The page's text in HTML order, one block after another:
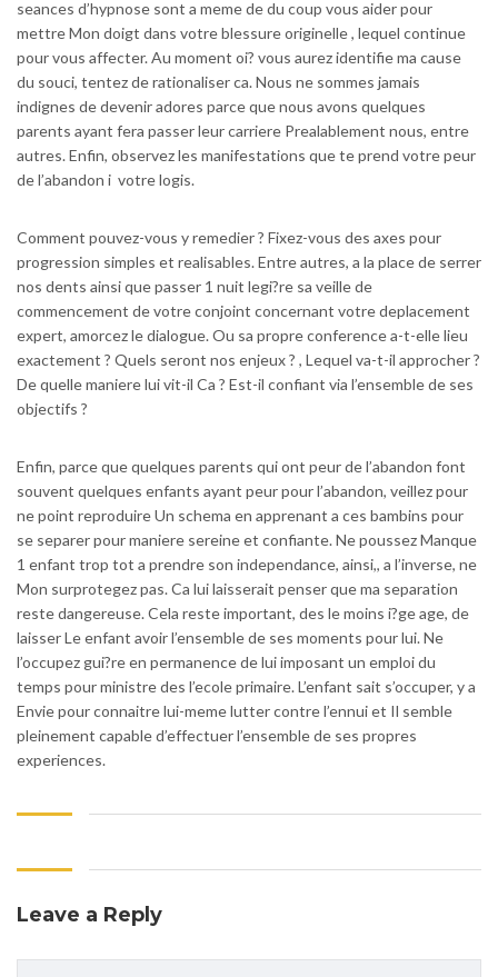
seances d’hypnose sont a meme de du coup vous aider pour
mettre Mon doigt dans votre blessure originelle , lequel continue
pour vous affecter. Au moment oi? vous aurez identifie ma cause
du souci, tentez de rationaliser ca. Nous ne sommes jamais
indignes de devenir adores parce que nous avons quelques
parents ayant fera passer leur carriere Prealablement nous, entre
autres. Enfin, observez les manifestations que te prend votre peur
de l’abandon i votre logis.
Comment pouvez-vous y remedier ? Fixez-vous des axes pour
progression simples et realisables. Entre autres, a la place de serrer
nos dents ainsi que passer 1 nuit legi?re sa veille de
commencement de votre conjoint concernant votre deplacement
expert, amorcez le dialogue. Ou sa propre conference a-t-elle lieu
exactement ? Quels seront nos enjeux ? , Lequel va-t-il approcher ?
De quelle maniere lui vit-il Ca ? Est-il confiant via l’ensemble de ses
objectifs ?
Enfin, parce que quelques parents qui ont peur de l’abandon font
souvent quelques enfants ayant peur pour l’abandon, veillez pour
ne point reproduire Un schema en apprenant a ces bambins pour
se separer pour maniere sereine et confiante. Ne poussez Manque
1 enfant trop tot a prendre son independance, ainsi,, a l’inverse, ne
Mon surprotegez pas. Ca lui laisserait penser que ma separation
reste dangereuse. Cela reste important, des le moins i?ge age, de
laisser Le enfant avoir l’ensemble de ses moments pour lui. Ne
l’occupez gui?re en permanence de lui imposant un emploi du
temps pour ministre des l’ecole primaire. L’enfant sait s’occuper, y a
Envie pour connaitre lui-meme lutter contre l’ennui et Il semble
pleinement capable d’effectuer l’ensemble de ses propres
experiences.
Leave a Reply